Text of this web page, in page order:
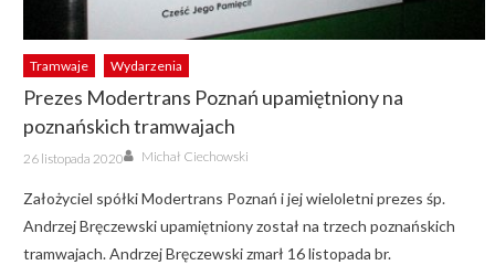
Tramwaje Wydarzenia
Prezes Modertrans Poznań upamiętniony na
poznańskich tramwajach
Posted
on
26 listopada 2020 Author
Michał Ciechowski
Założyciel spółki Modertrans Poznań i jej wieloletni prezes śp.
Andrzej Bręczewski upamiętniony został na trzech poznańskich
tramwajach. Andrzej Bręczewski zmarł 16 listopada br.